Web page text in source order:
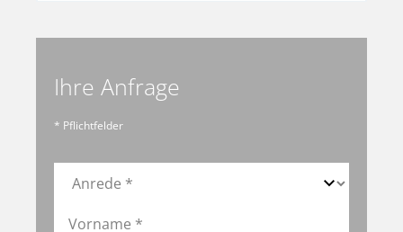
Ihre Anfrage
* Pflichtfelder